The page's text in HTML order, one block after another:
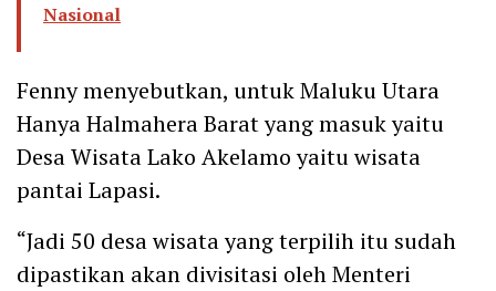
Nasional
Fenny menyebutkan, untuk Maluku Utara
Hanya Halmahera Barat yang masuk yaitu
Desa Wisata Lako Akelamo yaitu wisata
pantai Lapasi.
“Jadi 50 desa wisata yang terpilih itu sudah
dipastikan akan divisitasi oleh Menteri